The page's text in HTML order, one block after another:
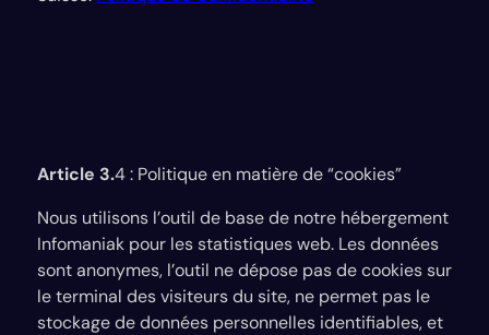
Article 3.4 : Politique en matière de “cookies”
Nous utilisons l’outil de base de notre hébergement
Infomaniak pour les statistiques web. Les données
sont anonymes, l’outil ne dépose pas de cookies sur
le terminal des visiteurs du site, ne permet pas le
stockage de données personnelles identifiables, et